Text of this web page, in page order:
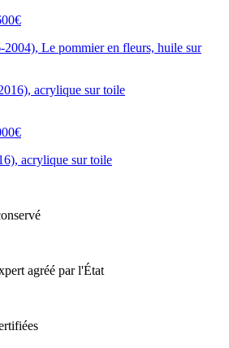
Le pommier en fleurs, huile sur
acrylique sur toile
agréé par l'État